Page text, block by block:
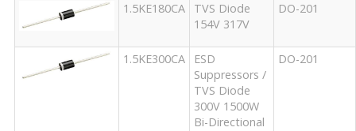
1.5KE180CA
TVS Diode
154V 317V
DO-201
1.5KE300CA
ESD
Suppressors /
TVS Diode
300V 1500W
Bi-Directional
DO-201